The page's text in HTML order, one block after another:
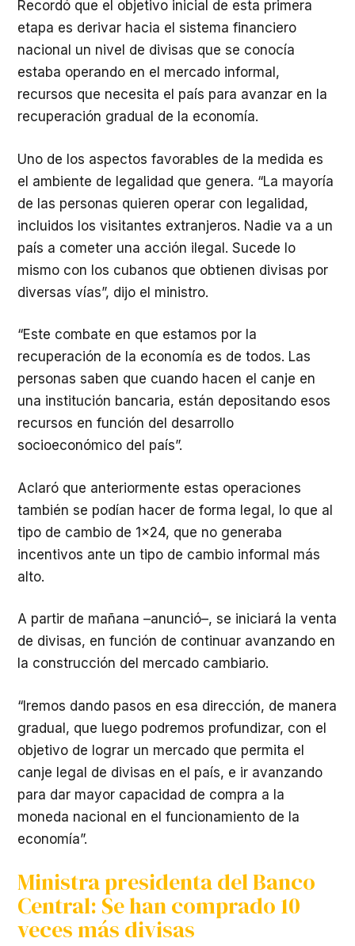
Recordó que el objetivo inicial de esta primera
etapa es derivar hacia el sistema financiero
nacional un nivel de divisas que se conocía
estaba operando en el mercado informal,
recursos que necesita el país para avanzar en la
recuperación gradual de la economía.
Uno de los aspectos favorables de la medida es
el ambiente de legalidad que genera. “La mayoría
de las personas quieren operar con legalidad,
incluidos los visitantes extranjeros. Nadie va a un
país a cometer una acción ilegal. Sucede lo
mismo con los cubanos que obtienen divisas por
diversas vías”, dijo el ministro.
“Este combate en que estamos por la
recuperación de la economía es de todos. Las
personas saben que cuando hacen el canje en
una institución bancaria, están depositando esos
recursos en función del desarrollo
socioeconómico del país”.
Aclaró que anteriormente estas operaciones
también se podían hacer de forma legal, lo que al
tipo de cambio de 1×24, que no generaba
incentivos ante un tipo de cambio informal más
alto.
A partir de mañana –anunció–, se iniciará la venta
de divisas, en función de continuar avanzando en
la construcción del mercado cambiario.
“Iremos dando pasos en esa dirección, de manera
gradual, que luego podremos profundizar, con el
objetivo de lograr un mercado que permita el
canje legal de divisas en el país, e ir avanzando
para dar mayor capacidad de compra a la
moneda nacional en el funcionamiento de la
economía”.
Ministra presidenta del Banco
Central: Se han comprado 10
veces más divisas